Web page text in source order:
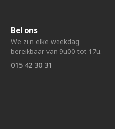
Bel ons
We zijn elke weekdag
bereikbaar van 9u00 tot 17u.
015 42 30 31